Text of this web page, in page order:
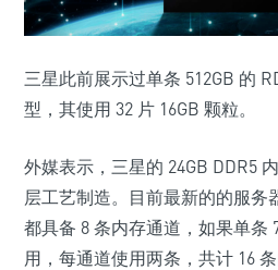
三星此前展示过单条 512GB 的
型，其使用 32 片 16GB 颗粒。
外媒表示，三星的 24GB DDR5
层工艺制造。目前最新的的服务
都具备 8 条内存通道，如果单条
用，每通道使用两条，共计 16